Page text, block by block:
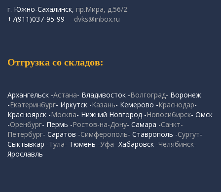
г. Южно-Сахалинск, пр.Мира, д.56/2
+7(911)037-95-99
dvks@inbox.ru
Отгрузка со складов:
Архангельск -Астана- Владивосток -Волгоград- Воронеж
-Екатеринбург- Иркутск -Казань- Кемерово -Краснодар-
Красноярск -Москва- Нижний Новгород -Новосибирск- Омск
-Оренбург- Пермь -Ростов-на-Дону- Самара -Санкт-
Петербург- Саратов -Симферополь- Ставрополь -Сургут-
Сыктывкар -Тула- Тюмень -Уфа- Хабаровск -Челябинск-
Ярославль